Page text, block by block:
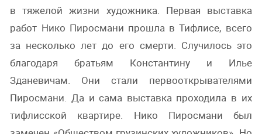
в тяжелой жизни художника. Первая выставка
работ Нико Пиросмани прошла в Тифлисе, всего
за несколько лет до его смерти. Случилось это
благодаря братьям Константину и Илье
Зданевичам. Они стали первооткрывателями
Пиросмани. Да и сама выставка проходила в их
тифлисской квартире. Нико Пиросмани был